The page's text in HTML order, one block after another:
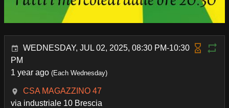
WEDNESDAY, JUL 02, 2025, 08:30 PM-10:30
PM
1 year ago (Each Wednesday)
CSA MAGAZZINO 47
via industriale 10 Brescia